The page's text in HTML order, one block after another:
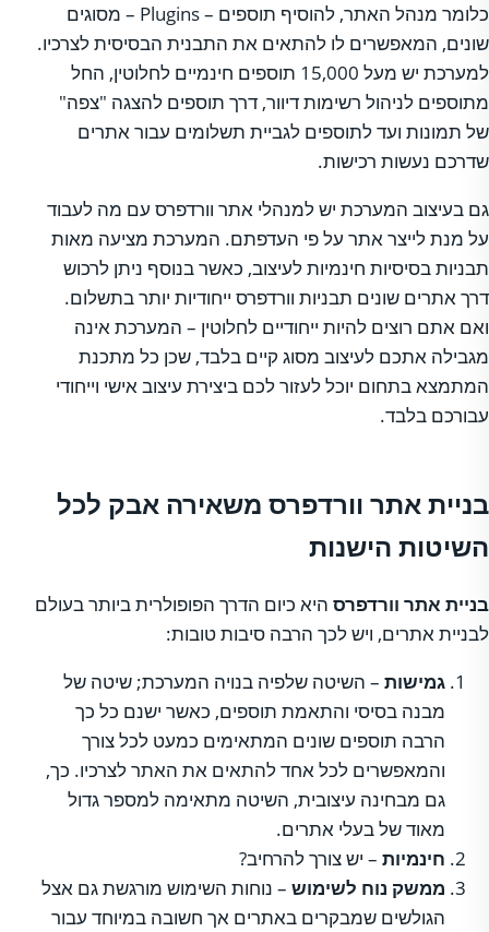
כלומר מנהל האתר, להוסיף תוספים – Plugins – מסוגים
שונים, המאפשרים לו להתאים את התבנית הבסיסית לצרכיו.
למערכת יש מעל 15,000 תוספים חינמיים לחלוטין, החל
מתוספים לניהול רשימות דיוור, דרך תוספים להצגה "צפה"
של תמונות ועד לתוספים לגביית תשלומים עבור אתרים
שדרכם נעשות רכישות.
גם בעיצוב המערכת יש למנהלי אתר וורדפרס עם מה לעבוד
על מנת לייצר אתר על פי העדפתם. המערכת מציעה מאות
תבניות בסיסיות חינמיות לעיצוב, כאשר בנוסף ניתן לרכוש
דרך אתרים שונים תבניות וורדפרס ייחודיות יותר בתשלום.
ואם אתם רוצים להיות ייחודיים לחלוטין – המערכת אינה
מגבילה אתכם לעיצוב מסוג קיים בלבד, שכן כל מתכנת
המתמצא בתחום יוכל לעזור לכם ביצירת עיצוב אישי וייחודי
עבורכם בלבד.
בניית אתר וורדפרס משאירה אבק לכל
השיטות הישנות
בניית אתר וורדפרס היא כיום הדרך הפופולרית ביותר בעולם
לבניית אתרים, ויש לכך הרבה סיבות טובות:
גמישות – השיטה שלפיה בנויה המערכת; שיטה של
מבנה בסיסי והתאמת תוספים, כאשר ישנם כל כך
הרבה תוספים שונים המתאימים כמעט לכל צורך
והמאפשרים לכל אחד להתאים את האתר לצרכיו. כך,
גם מבחינה עיצובית, השיטה מתאימה למספר גדול
מאוד של בעלי אתרים.
חינמיות – יש צורך להרחיב?
ממשק נוח לשימוש – נוחות השימוש מורגשת גם אצל
הגולשים שמבקרים באתרים אך חשובה במיוחד עבור